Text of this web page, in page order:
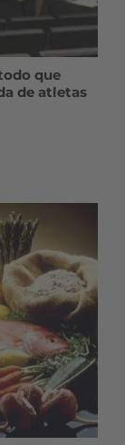
que
de atletas